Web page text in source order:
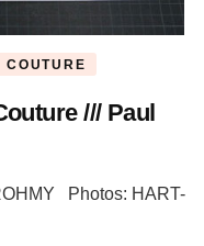
COUTURE
/// Paul
Photos: HART-